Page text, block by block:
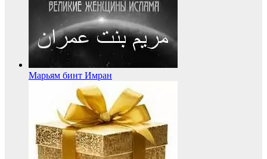
Марьям бинт Имран